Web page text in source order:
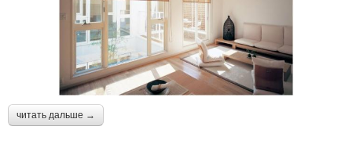
читать дальше →